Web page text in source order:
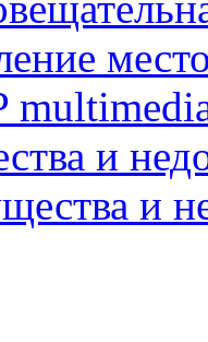
и
и